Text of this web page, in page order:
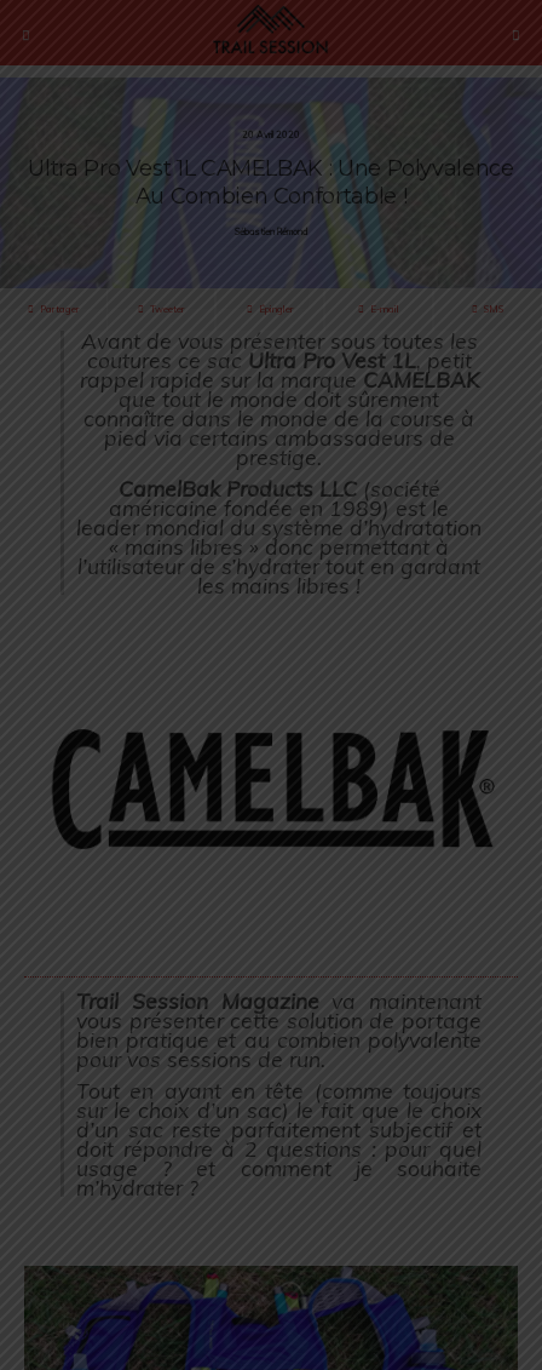
20 Avril 2020
Ultra Pro Vest 1L CAMELBAK : Une Polyvalence
Au Combien Confortable !
Sébastien Rémond
Partager Tweeter Épingler E-mail SMS
Avant de vous présenter sous toutes les
coutures ce sac Ultra Pro Vest 1L, petit
rappel rapide sur la marque CAMELBAK
que tout le monde doit sûrement
connaître dans le monde de la course à
pied via certains ambassadeurs de
prestige.
CamelBak Products LLC(société
américaine fondée en 1989) est le
leader mondial du système d’hydratation
« mains libres » donc permettant à
l’utilisateur de s’hydrater tout en gardant
les mains libres !
Trail Session Magazine va maintenant
vous présenter cette solution de portage
bien pratique et au combien polyvalente
pour vos sessions de run.
Tout en ayant en tête (comme toujours
sur le choix d’un sac) le fait que le choix
d’un sac reste parfaitement subjectif et
doit répondre à 2 questions : pour quel
usage ? et comment je souhaite
m’hydrater ?